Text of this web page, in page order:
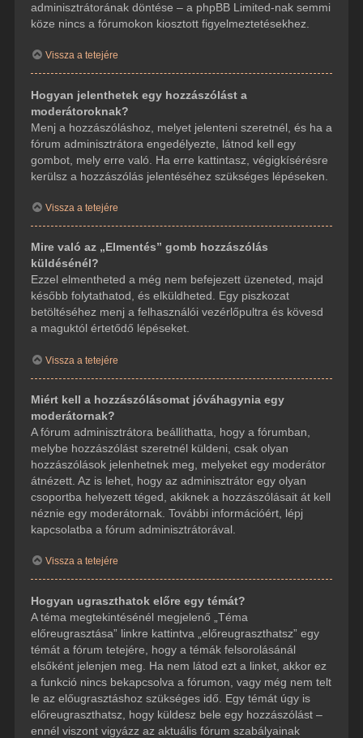
adminisztrátorának döntése – a phpBB Limited-nak semmi
köze nincs a fórumokon kiosztott figyelmeztetésekhez.
Vissza a tetejére
Hogyan jelenthetek egy hozzászólást a
moderátoroknak?
Menj a hozzászóláshoz, melyet jelenteni szeretnél, és ha a
fórum adminisztrátora engedélyezte, látnod kell egy
gombot, mely erre való. Ha erre kattintasz, végigkísérésre
kerülsz a hozzászólás jelentéséhez szükséges lépéseken.
Vissza a tetejére
Mire való az „Elmentés” gomb hozzászólás
küldésénél?
Ezzel elmentheted a még nem befejezett üzeneted, majd
később folytathatod, és elküldheted. Egy piszkozat
betöltéséhez menj a felhasználói vezérlőpultra és kövesd
a maguktól értetődő lépéseket.
Vissza a tetejére
Miért kell a hozzászólásomat jóváhagynia egy
moderátornak?
A fórum adminisztrátora beállíthatta, hogy a fórumban,
melybe hozzászólást szeretnél küldeni, csak olyan
hozzászólások jelenhetnek meg, melyeket egy moderátor
átnézett. Az is lehet, hogy az adminisztrátor egy olyan
csoportba helyezett téged, akiknek a hozzászólásait át kell
néznie egy moderátornak. További információért, lépj
kapcsolatba a fórum adminisztrátorával.
Vissza a tetejére
Hogyan ugraszthatok előre egy témát?
A téma megtekintésénél megjelenő „Téma
előreugrasztása” linkre kattintva „előreugraszthatsz” egy
témát a fórum tetejére, hogy a témák felsorolásánál
elsőként jelenjen meg. Ha nem látod ezt a linket, akkor ez
a funkció nincs bekapcsolva a fórumon, vagy még nem telt
le az előugrasztáshoz szükséges idő. Egy témát úgy is
előreugraszthatsz, hogy küldesz bele egy hozzászólást –
ennél viszont vigyázz az aktuális fórum szabályainak